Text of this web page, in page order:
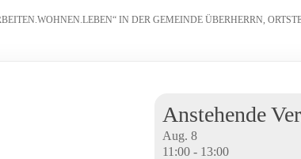
IN DER GEMEINDE ÜBERHERRN,
Anstehende
Aug. 8
11:00 - 13:00